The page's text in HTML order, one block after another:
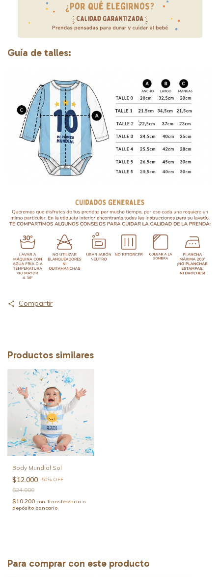
Guía de talles:
Compartir
Productos similares
Body Mundial Sol
$12.000 -50% OFF
$24.000
$10.200 con Transferencia o
depósito bancario
Para comprar con este producto